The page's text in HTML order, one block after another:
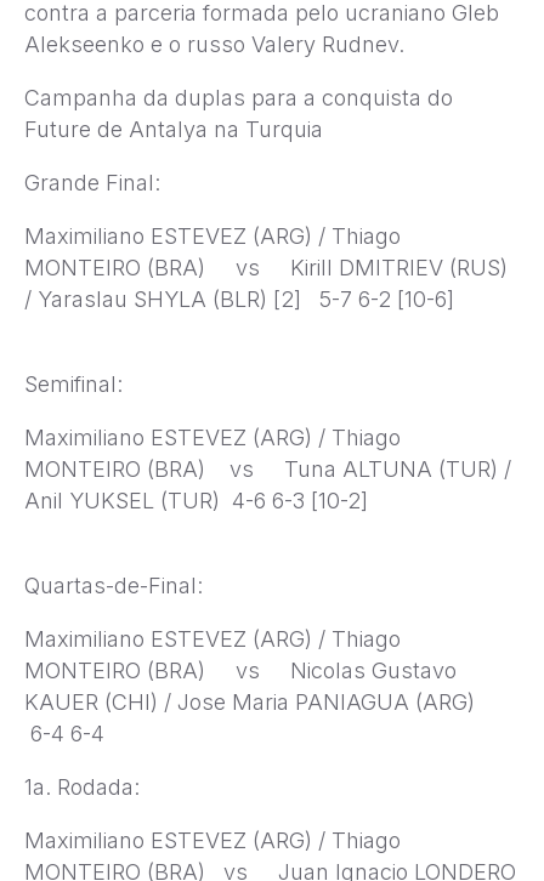
contra a parceria formada pelo ucraniano Gleb
Alekseenko e o russo Valery Rudnev.
Campanha da duplas para a conquista do
Future de Antalya na Turquia
Grande Final:
Maximiliano ESTEVEZ (ARG) / Thiago
MONTEIRO (BRA) vs Kirill DMITRIEV (RUS)
/ Yaraslau SHYLA (BLR) [2] 5-7 6-2 [10-6]
Semifinal:
Maximiliano ESTEVEZ (ARG) / Thiago
MONTEIRO (BRA) vs Tuna ALTUNA (TUR) /
Anil YUKSEL (TUR) 4-6 6-3 [10-2]
Quartas-de-Final:
Maximiliano ESTEVEZ (ARG) / Thiago
MONTEIRO (BRA) vs Nicolas Gustavo
KAUER (CHI) / Jose Maria PANIAGUA (ARG)
6-4 6-4
1a. Rodada:
Maximiliano ESTEVEZ (ARG) / Thiago
MONTEIRO (BRA) vs Juan Ignacio LONDERO